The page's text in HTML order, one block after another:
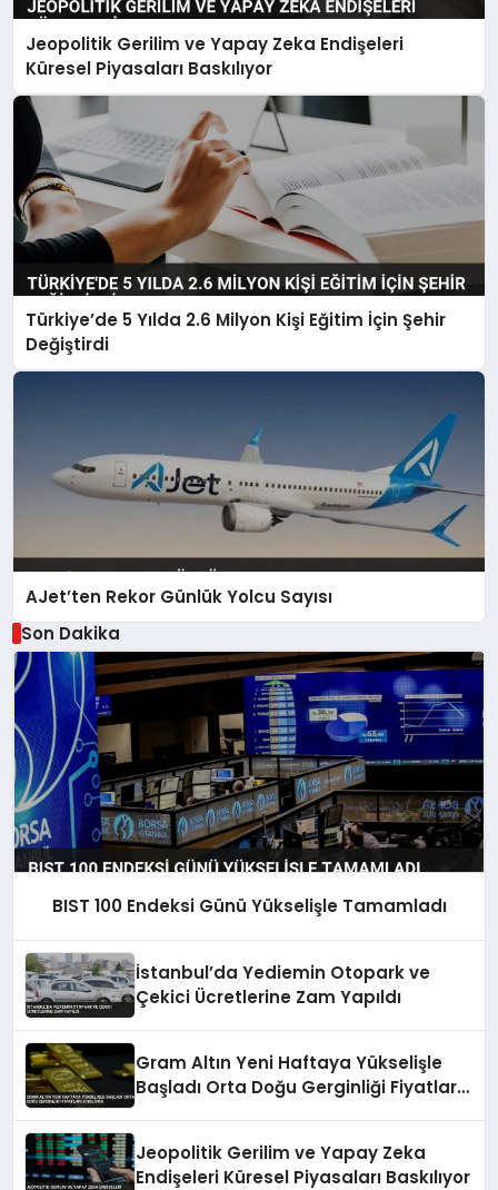
Jeopolitik Gerilim ve Yapay Zeka Endişeleri
Küresel Piyasaları Baskılıyor
Türkiye’de 5 Yılda 2.6 Milyon Kişi Eğitim İçin Şehir
Değiştirdi
AJet’ten Rekor Günlük Yolcu Sayısı
Son Dakika
BIST 100 Endeksi Günü Yükselişle Tamamladı
İstanbul’da Yediemin Otopark ve
Çekici Ücretlerine Zam Yapıldı
Gram Altın Yeni Haftaya Yükselişle
Başladı Orta Doğu Gerginliği Fiyatları
Jeopolitik Gerilim ve Yapay Zeka
Endişeleri Küresel Piyasaları Baskılıyor